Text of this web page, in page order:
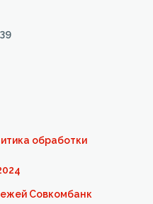
обработки
Совкомбанк